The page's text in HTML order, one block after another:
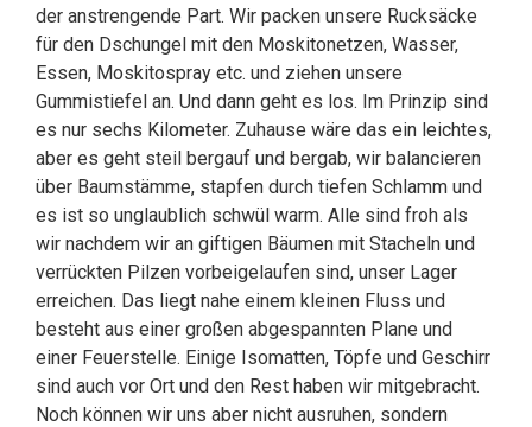
der anstrengende Part. Wir packen unsere Rucksäcke
für den Dschungel mit den Moskitonetzen, Wasser,
Essen, Moskitospray etc. und ziehen unsere
Gummistiefel an. Und dann geht es los. Im Prinzip sind
es nur sechs Kilometer. Zuhause wäre das ein leichtes,
aber es geht steil bergauf und bergab, wir balancieren
über Baumstämme, stapfen durch tiefen Schlamm und
es ist so unglaublich schwül warm. Alle sind froh als
wir nachdem wir an giftigen Bäumen mit Stacheln und
verrückten Pilzen vorbeigelaufen sind, unser Lager
erreichen. Das liegt nahe einem kleinen Fluss und
besteht aus einer großen abgespannten Plane und
einer Feuerstelle. Einige Isomatten, Töpfe und Geschirr
sind auch vor Ort und den Rest haben wir mitgebracht.
Noch können wir uns aber nicht ausruhen, sondern